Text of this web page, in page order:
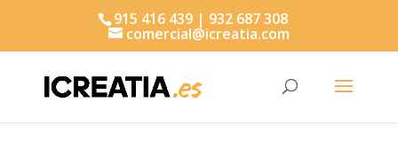
915 416 439 | 932 687 308
comercial@icreatia.com